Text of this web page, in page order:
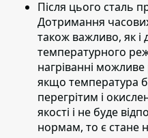
Після цього сталь
Дотримання
також важливо, як і
температурного
нагріванні можливе
якщо температура
перегрітим і
якості і не буде
нормам, то є стане